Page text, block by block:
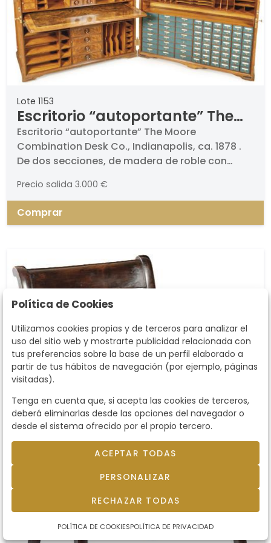
Lote 1153
Escritorio “autoportante” The
Moore Combination Desk Co.,
Indianapolis, ca. 1878
Escritorio “autoportante” The Moore
Combination Desk Co., Indianapolis, ca. 1878 .
De dos secciones, de madera de roble con
dorado.. Estructura de gran formato con
cuerpo superior articulado, frentes abatibles y
compartimentados, gavetería de múltiples
mecanismos internos de organización
documental.. Este Moore Combination Desk
pertenece a la gran familia de los desksde
finales del siglo XIX, cuando la oficina
en un solo cuerpo, archivo, escritura y
representación. . Medidas cerrado: 143 x 146 x 116
cm. . Procedencia: Christies Soouth Kensigton 7
julio 1993 lote 300.
Precio salida 3.000 €
Comprar
Política de Cookies
Utilizamos cookies propias y de terceros para analizar el
uso del sitio web y mostrarte publicidad relacionada con
tus preferencias sobre la base de un perfil elaborado a
partir de tus hábitos de navegación (por ejemplo, páginas
visitadas).
Tenga en cuenta que, si acepta las cookies de terceros,
deberá eliminarlas desde las opciones del navegador o
desde el sistema ofrecido por el propio tercero.
ACEPTAR TODAS
PERSONALIZAR
RECHAZAR TODAS
POLÍTICA DE COOKIESPOLÍTICA DE PRIVACIDAD